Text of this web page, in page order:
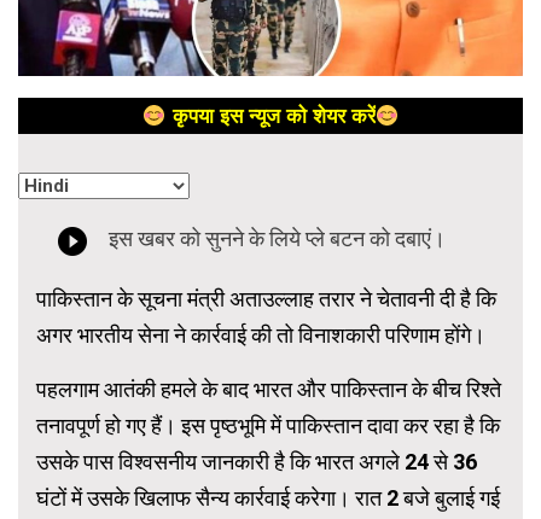
कृपया इस न्यूज को शेयर करें
पाकिस्तान के सूचना मंत्री अताउल्लाह तरार ने चेतावनी दी है कि
अगर भारतीय सेना ने कार्रवाई की तो विनाशकारी परिणाम होंगे।
पहलगाम आतंकी हमले के बाद भारत और पाकिस्तान के बीच रिश्ते
तनावपूर्ण हो गए हैं। इस पृष्ठभूमि में पाकिस्तान दावा कर रहा है कि
उसके पास विश्वसनीय जानकारी है कि भारत अगले 24 से 36
घंटों में उसके खिलाफ सैन्य कार्रवाई करेगा। रात 2 बजे बुलाई गई